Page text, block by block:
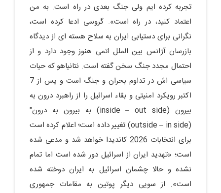
تجربه کرده ایم ولی جنگ بعدی در راه است. به من
اعتماد کنید، در راه است». گروسی ادعا کرده است،
نگرانی برای دستیابی ایران به سلاح هسته ای از دیدگاه
بازرسان آژانس بین الملل اتمی هنوز وجود دارد و از
احتمال مجدد جنگ سخن گفته است. نتانیاهو که حیات
سیاسی اش در تداوم بحران و جنگ است و پس از 7
اکتبر رویکرد امنیتی و بقاء اسرائیل را از راهبرد درون به
بیرون (inside – out side) به بیرون به درون"
(outside – in side) تغییر داده است؛ اعلام کرده است
برای انتخابات 2026 کاندیدا خواهد شد و مدعی شده
است؛ «تهدید ایران از اسرائیل دور شده است اما تمام
نشده و حالا چشمان اسرائیل به ایران دوخته شده
است». از سویی دیگر پوتین به مقامات جمهوری